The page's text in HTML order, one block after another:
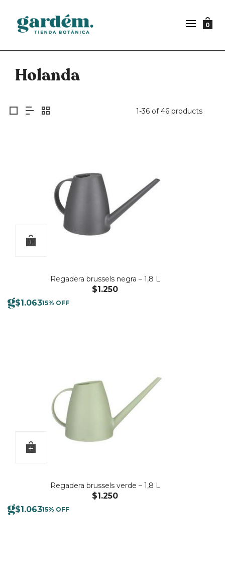
0
Holanda
1-36 of 46 products
Regadera brussels negra – 1,8 L
$1.250
$1.06315% OFF
Regadera brussels verde – 1,8 L
$1.250
$1.06315% OFF